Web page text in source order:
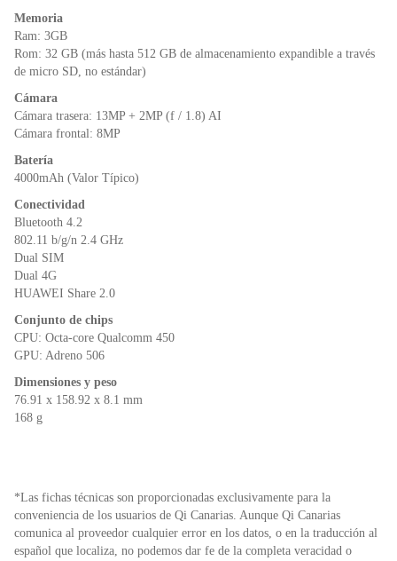
Memoria
Ram: 3GB
Rom: 32 GB (más hasta 512 GB de almacenamiento expandible a través
de micro SD, no estándar)
Cámara
Cámara trasera: 13MP + 2MP (f / 1.8) AI
Cámara frontal: 8MP
Batería
4000mAh (Valor Típico)
Conectividad
Bluetooth 4.2
802.11 b/g/n 2.4 GHz
Dual SIM
Dual 4G
HUAWEI Share 2.0
Conjunto de chips
CPU: Octa-core Qualcomm 450
GPU: Adreno 506
Dimensiones y peso
76.91 x 158.92 x 8.1 mm
168 g
*Las fichas técnicas son proporcionadas exclusivamente para la
conveniencia de los usuarios de Qi Canarias. Aunque Qi Canarias
comunica al proveedor cualquier error en los datos, o en la traducción al
español que localiza, no podemos dar fe de la completa veracidad o